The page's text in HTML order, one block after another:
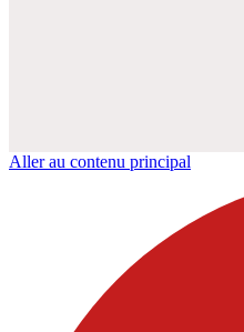
Aller au contenu principal